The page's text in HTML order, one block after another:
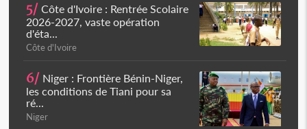
5/ Côte d'Ivoire : Rentrée Scolaire
2026-2027, vaste opération
d'éta...
Côte d'Ivoire
6/ Niger : Frontière Bénin-Niger,
les conditions de Tiani pour sa
ré...
Niger